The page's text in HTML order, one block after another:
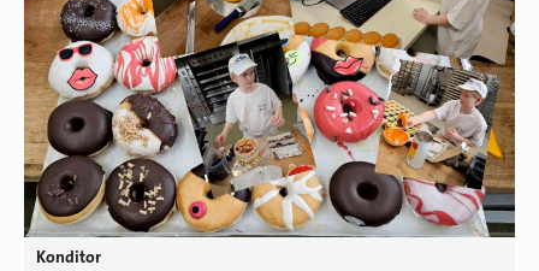
Konditor